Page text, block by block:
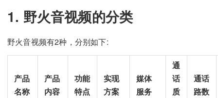
1. 野火音视频的分类
野火音视频有2种，分别如下:
产品
名称
产品
内容
功能
特点
实现
方案
媒体
服务
通
话
质
通话
路数